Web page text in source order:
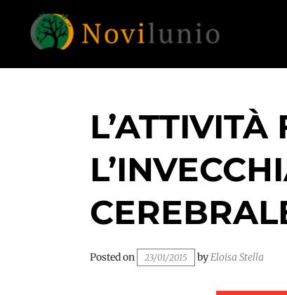
content
NOVILUNIO
Un aiuto con concreto dopo la diagnosi di
Posted on 23/01/2015 by Eloisa Stella